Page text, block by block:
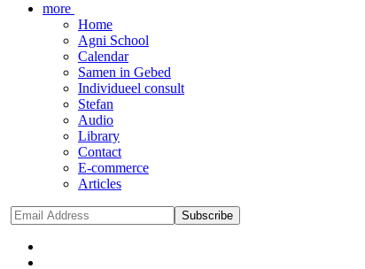
more
Home
Agni School
Calendar
Samen in Gebed
Individueel consult
Stefan
Audio
Library
Contact
E-commerce
Articles
Subscribe